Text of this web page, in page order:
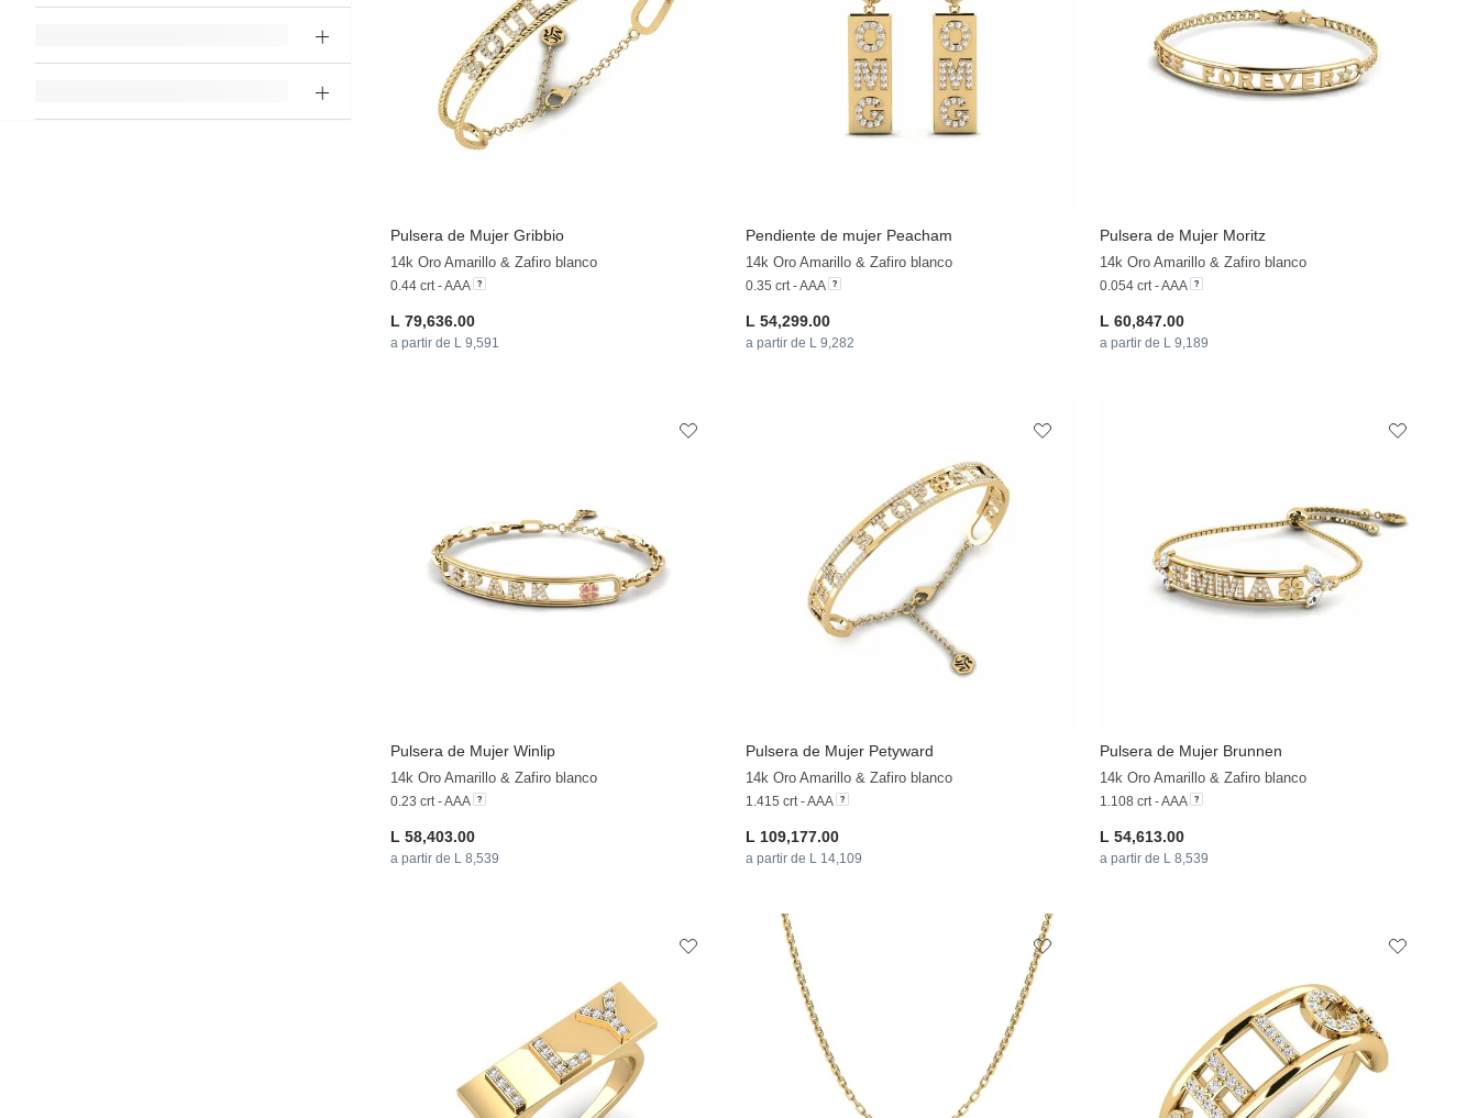
Pulsera de Mujer Gribbio
14k Oro Amarillo & Zafiro blanco
0.44 crt - AAA
L 79,636.00
a partir de L 9,591
Pendiente de mujer Peacham
14k Oro Amarillo & Zafiro blanco
0.35 crt - AAA
L 54,299.00
a partir de L 9,282
Pulsera de Mujer Moritz
14k Oro Amarillo & Zafiro blanco
0.054 crt - AAA
L 60,847.00
a partir de L 9,189
Pulsera de Mujer Winlip
14k Oro Amarillo & Zafiro blanco
0.23 crt - AAA
L 58,403.00
a partir de L 8,539
Pulsera de Mujer Petyward
14k Oro Amarillo & Zafiro blanco
1.415 crt - AAA
L 109,177.00
a partir de L 14,109
Pulsera de Mujer Brunnen
14k Oro Amarillo & Zafiro blanco
1.108 crt - AAA
L 54,613.00
a partir de L 8,539